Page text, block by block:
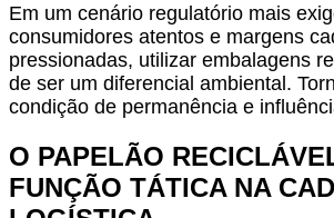
Em um cenário regulatório mais
consumidores atentos e margens
pressionadas, utilizar embalagens
de ser um diferencial ambiental.
condição de permanência e
O PAPELÃO
FUNÇÃO TÁTICA NA